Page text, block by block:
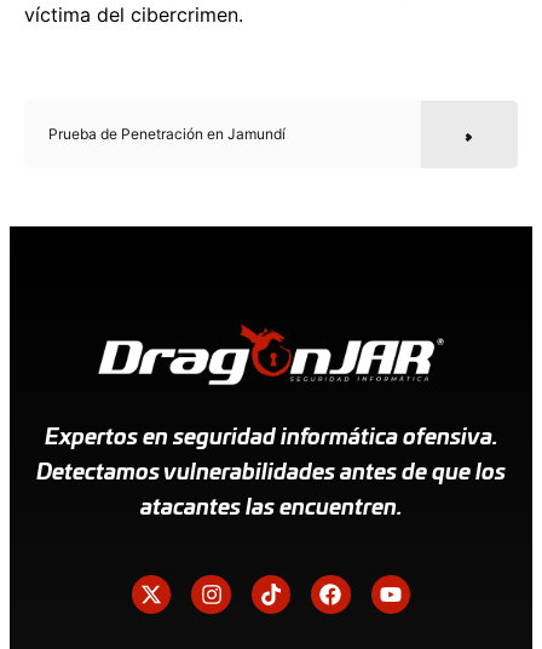
víctima del cibercrimen.
Prueba de Penetración en Jamundí
Expertos en seguridad informática ofensiva.
Detectamos vulnerabilidades antes de que los
atacantes las encuentren.